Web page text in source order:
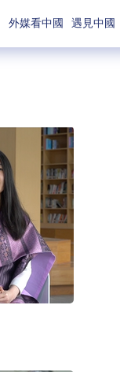
外媒看中國 遇見中國